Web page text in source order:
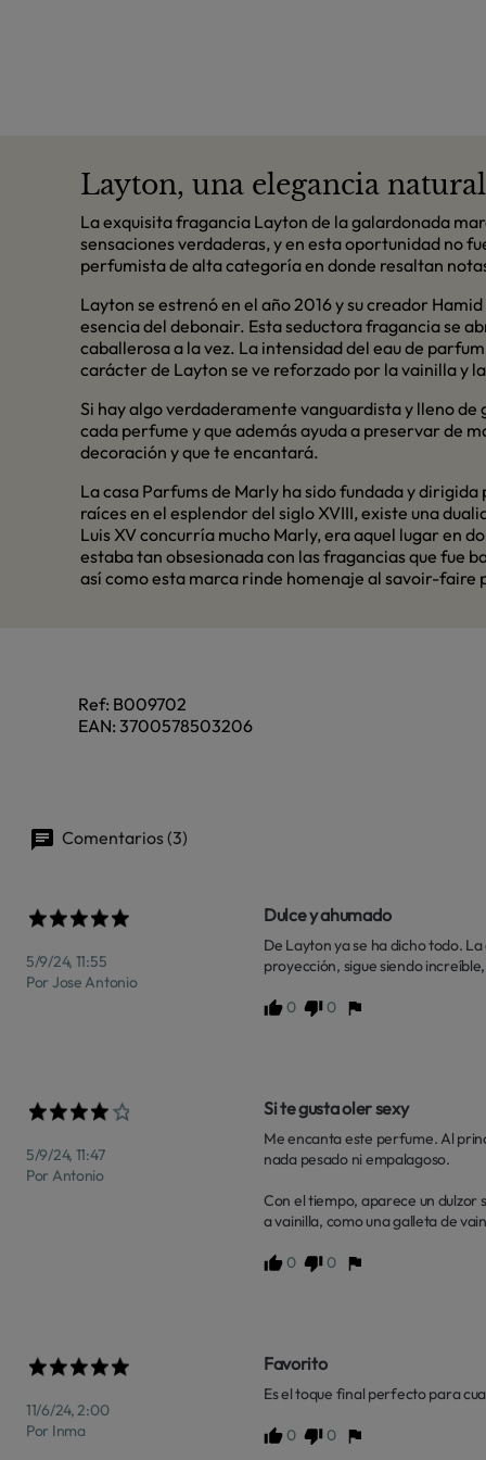
Layton, una elegancia
La exquisita fragancia Layton de la galardonada
sensaciones verdaderas, y en esta oportunidad no
perfumista de alta categoría en donde resaltan
Layton se estrenó en el año 2016 y su creador
esencia del debonair. Esta seductora fragancia se
caballerosa a la vez. La intensidad del eau de
carácter de Layton se ve reforzado por la vainilla y
Si hay algo verdaderamente vanguardista y lleno
cada perfume y que además ayuda a preservar de
decoración y que te encantará.
La casa Parfums de Marly ha sido fundada y
raíces en el esplendor del siglo XVIII, existe una
Luis XV concurría mucho Marly, era aquel lugar en
estaba tan obsesionada con las fragancias que fue
así como esta marca rinde homenaje al savoir-
Ref: B009702
EAN: 3700578503206
Comentarios (3)
5/9/24, 11:55
Por Jose Antonio
Dulce y ahumado
De Layton ya se ha dicho todo.
proyección, sigue siendo
0 0
5/9/24, 11:47
Por Antonio
Si te gusta oler sexy
Me encanta este perfume. Al
nada pesado ni empalagoso.
Con el tiempo, aparece un dulzor
a vainilla, como una galleta de
0 0
11/6/24, 2:00
Por Inma
Favorito
Es el toque final perfecto para
0 0